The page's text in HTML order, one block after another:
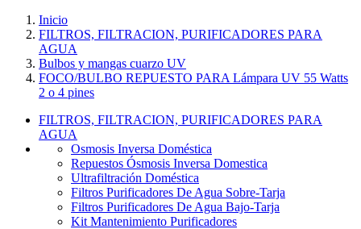
Inicio
FILTROS, FILTRACION, PURIFICADORES PARA
AGUA
Bulbos y mangas cuarzo UV
FOCO/BULBO REPUESTO PARA Lámpara UV 55 Watts
2 o 4 pines
FILTROS, FILTRACION, PURIFICADORES PARA
AGUA
Osmosis Inversa Doméstica
Repuestos Ósmosis Inversa Domestica
Ultrafiltración Doméstica
Filtros Purificadores De Agua Sobre-Tarja
Filtros Purificadores De Agua Bajo-Tarja
Kit Mantenimiento Purificadores